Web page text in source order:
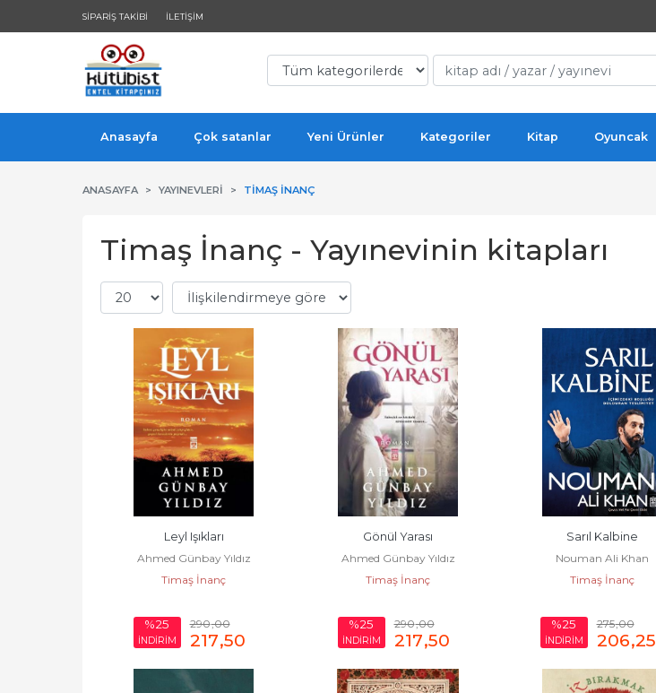
SIPARIŞ TAKIBI İLETIŞIM
Anasayfa Çok satanlar Yeni Ürünler Kategoriler Kitap Oyuncak
ANASAYFA YAYINEVLERI TIMAŞ İNANÇ
Timaş İnanç - Yayınevinin kitapları
Leyl Işıkları
Ahmed Günbay Yıldız
Timaş İnanç
%25
İNDİRİM
290,00
217,50
Gönül Yarası
Ahmed Günbay Yıldız
Timaş İnanç
%25
İNDİRİM
290,00
217,50
Sarıl Kalbine
Nouman Ali Khan
Timaş İnanç
%25
İNDİRİM
275,00
206,25